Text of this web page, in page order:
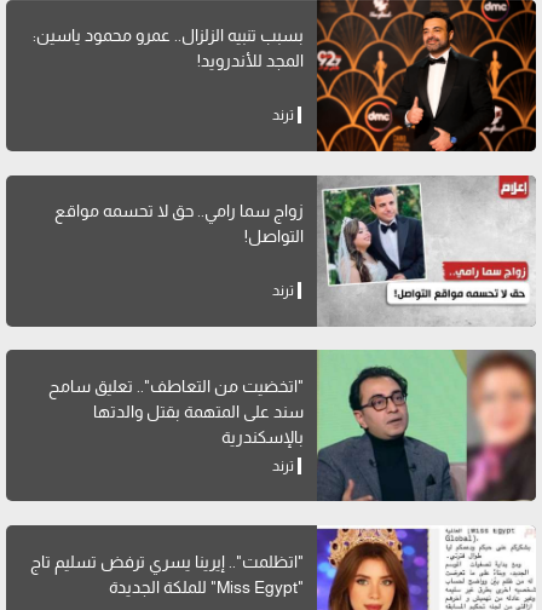
بسبب تنبيه الزلزال.. عمرو محمود ياسين:
المجد للأندرويد!
ترند
زواج سما رامي.. حق لا تحسمه مواقع
التواصل!
ترند
"اتخضيت من التعاطف".. تعليق سامح
سند على المتهمة بقتل والدتها
بالإسكندرية
ترند
"اتظلمت".. إيرينا يسري ترفض تسليم تاج
"Miss Egypt" للملكة الجديدة